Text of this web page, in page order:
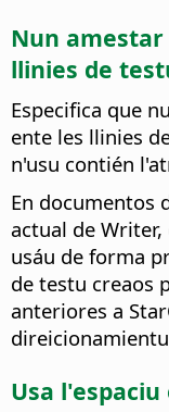
Nun
llinies de
Especifica que
ente les llinies
n'usu contién
En documentos
actual de
usáu de forma
de testu creaos
anteriores a
Usa